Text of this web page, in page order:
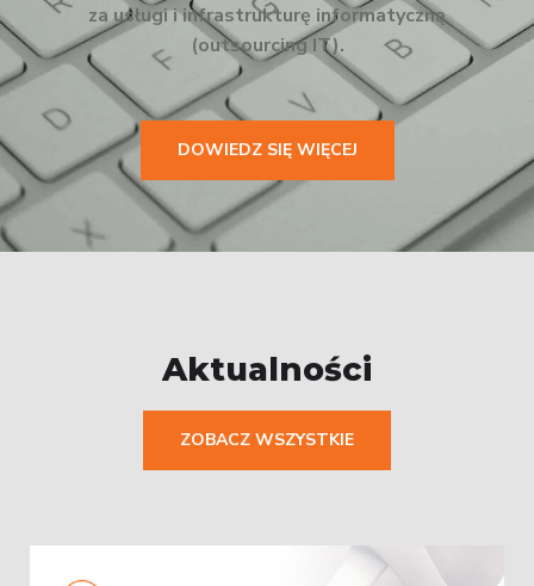
za usługi i infrastrukturę informatyczną
(outsourcing IT).
DOWIEDZ SIĘ WIĘCEJ
Aktualności
ZOBACZ WSZYSTKIE